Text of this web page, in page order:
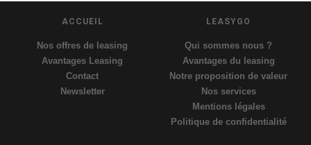
ACCUEIL
Nos offres de leasing
Avantages Leasing
Contact
Newsletter
LEASYGO
Qui sommes nous ?
Avantages du leasing
Notre proposition de valeur
Nos services
Mentions légales
Politique de confidentialité